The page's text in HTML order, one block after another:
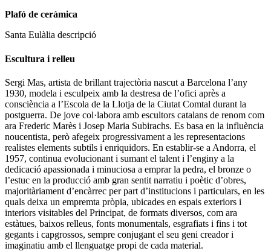
Plafó de ceràmica
Santa Eulàlia descripció
Escultura i relleu
Sergi Mas, artista de brillant trajectòria nascut a Barcelona l’any
1930, modela i esculpeix amb la destresa de l’ofici après a
consciència a l’Escola de la Llotja de la Ciutat Comtal durant la
postguerra. De jove col·labora amb escultors catalans de renom com
ara Frederic Marès i Josep Maria Subirachs. Es basa en la influència
noucentista, però afegeix progressivament a les representacions
realistes elements subtils i enriquidors. En establir-se a Andorra, el
1957, continua evolucionant i sumant el talent i l’enginy a la
dedicació apassionada i minuciosa a emprar la pedra, el bronze o
l’estuc en la producció amb gran sentit narratiu i poètic d’obres,
majoritàriament d’encàrrec per part d’institucions i particulars, en les
quals deixa un empremta pròpia, ubicades en espais exteriors i
interiors visitables del Principat, de formats diversos, com ara
estàtues, baixos relleus, fonts monumentals, esgrafiats i fins i tot
gegants i capgrossos, sempre conjugant el seu geni creador i
imaginatiu amb el llenguatge propi de cada material.